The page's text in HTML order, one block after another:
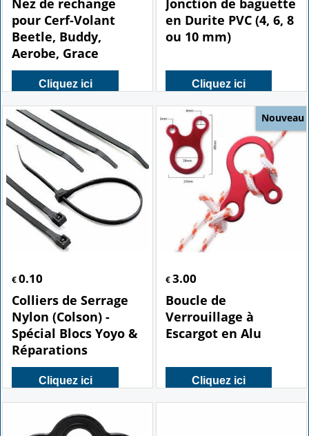
Nez de rechange
pour Cerf-Volant
Beetle, Buddy,
Aerobe, Grace
Cliquez ici
Jonction de baguette
en Durite PVC (4, 6, 8
ou 10 mm)
Cliquez ici
€ 0.10
Colliers de Serrage
Nylon (Colson) -
Spécial Blocs Yoyo &
Réparations
Cliquez ici
Nouveau
€3.00
Boucle de
Verrouillage à
Escargot en Alu
Cliquez ici